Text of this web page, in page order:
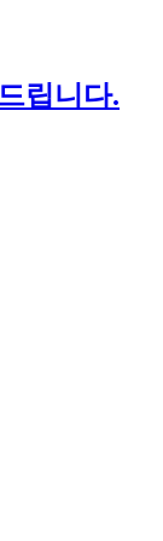
립니다.